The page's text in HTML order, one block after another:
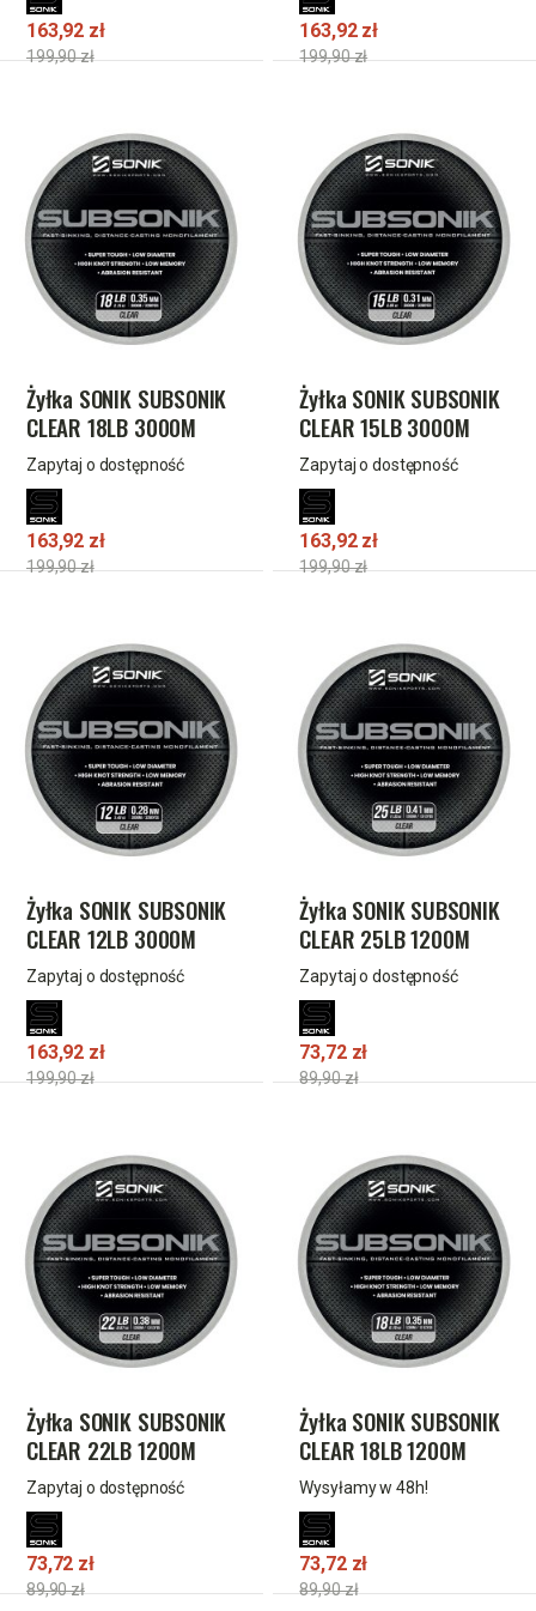
163,92 zł
199,90 zł
163,92 zł
199,90 zł
Żyłka SONIK SUBSONIK
CLEAR 18LB 3000M
0.35mm
Zapytaj o dostępność
163,92 zł
199,90 zł
Żyłka SONIK SUBSONIK
CLEAR 15LB 3000M
0.31mm
Zapytaj o dostępność
163,92 zł
199,90 zł
Żyłka SONIK SUBSONIK
CLEAR 12LB 3000M
0.28mm
Zapytaj o dostępność
163,92 zł
199,90 zł
Żyłka SONIK SUBSONIK
CLEAR 25LB 1200M
0.41mm
Zapytaj o dostępność
73,72 zł
89,90 zł
Żyłka SONIK SUBSONIK
CLEAR 22LB 1200M
0.38mm
Zapytaj o dostępność
73,72 zł
89,90 zł
Żyłka SONIK SUBSONIK
CLEAR 18LB 1200M
0.35mm
Wysyłamy w 48h!
73,72 zł
89,90 zł